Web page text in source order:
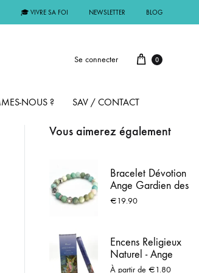
🎓 VIVRE SA FOI NEWSLETTER BLOG
Se connecter 0
NOUS ? SAV / CONTACT
Vous aimerez également
Bracelet Dévotion
Ange Gardien des
Enfants -
Apaisement &
Protection
€19.90
Encens Religieux
Naturel - Ange
Gardien / Basilic
À partir de €1.80